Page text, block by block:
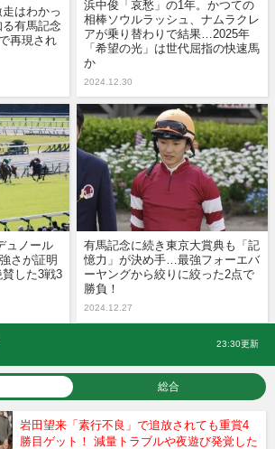
走はわかっ
有馬記念
再現され
浜中俊「哀愁」の1年。かつての
相棒ソウルラッシュ、ナムラクレ
アが乗り替わりで結果…2025年
「希望の光」は世代屈指の快速馬
か
2024.12.30
ュノール
さが証明
した3戦3
有馬記念に続き東京大賞典も「記
憶力」が決め手…最強フォーエバ
ーヤングから絞りに絞った2点で
勝負！
2024.12.27
23:30更新
総合
岩田望来「素行不良」で追放されても重賞4
勝目ゲット！ 減量トラブルや夜遊び発覚した